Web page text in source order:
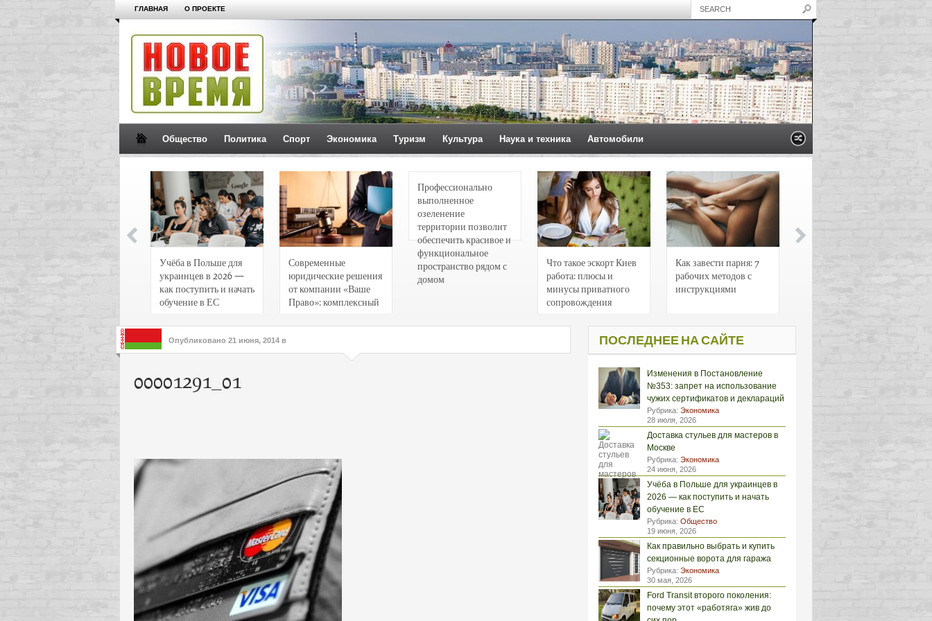
ГЛАВНАЯ О ПРОЕКТЕ
Общество Политика Спорт Экономика Туризм Культура Наука и техника Автомобили
Учёба в Польше для
украинцев в 2026 —
как поступить и начать
обучение в ЕС
Современные
юридические решения
от компании «Ваше
Право»: комплексный
интересов клиентов
Профессионально
выполненное
озеленение
территории позволит
обеспечить красивое и
функциональное
пространство рядом с
домом
Что такое эскорт Киев
работа: плюсы и
минусы приватного
сопровождения
Как завести парня: 7
рабочих методов с
инструкциями
Опубликовано 21 июня, 2014 в
00001291_01
ПОСЛЕДНЕЕ НА САЙТЕ
Изменения в Постановление
№353: запрет на использование
чужих сертификатов и деклараций
Рубрика: Экономика
28 июля, 2026
Доставка стульев для мастеров в
Москве
Рубрика: Экономика
24 июня, 2026
Учёба в Польше для украинцев в
2026 — как поступить и начать
обучение в ЕС
Рубрика: Общество
19 июня, 2026
Как правильно выбрать и купить
секционные ворота для гаража
Рубрика: Экономика
30 мая, 2026
Ford Transit второго поколения:
почему этот «работяга» жив до